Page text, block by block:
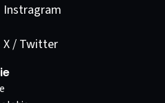
Instragram
X / Twitter